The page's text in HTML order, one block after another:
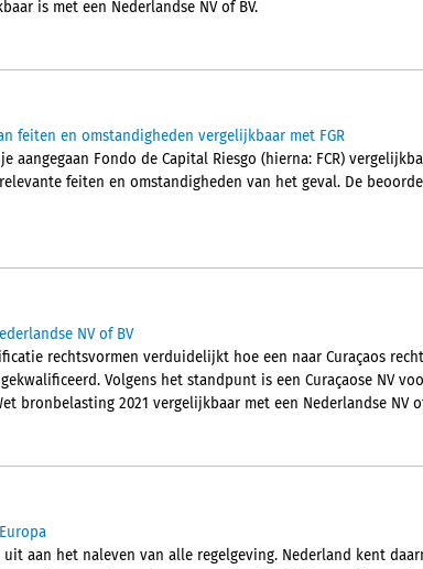
is met een Nederlandse NV of BV.
feiten en omstandigheden vergelijkbaar met FGR
aangegaan Fondo de Capital Riesgo (hierna: FCR)
feiten en omstandigheden van het geval. De
NV of BV
rechtsvormen verduidelijkt hoe een naar Curaçaos
Volgens het standpunt is een Curaçaose NV
bronbelasting 2021 vergelijkbaar met een Nederlandse NV
aan het naleven van alle regelgeving. Nederland kent